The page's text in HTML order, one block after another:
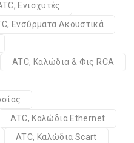
Ενισχυτές
Ενσύρματα Ακουστικά
ATC, Καλώδια & Φις RCA
ATC, Καλώδια Ethernet
ATC, Καλώδια Scart